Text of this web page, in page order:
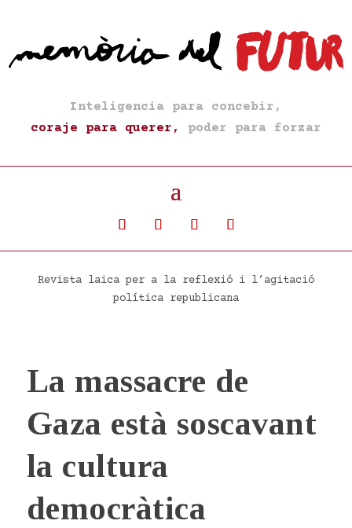
Inteligencia para concebir,
coraje para querer,
poder para forzar
Revista laica per a la reflexió i l’agitació
política republicana
La massacre de
Gaza està soscavant
la cultura
democràtica